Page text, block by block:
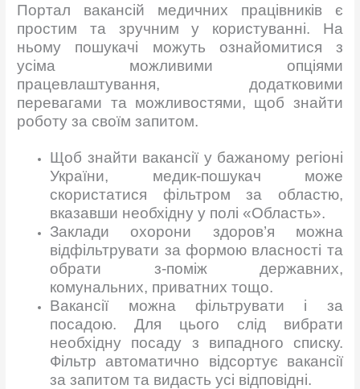
Портал вакансій медичних працівників є
простим та зручним у користуванні. На
ньому пошукачі можуть ознайомитися з
усіма можливими опціями
працевлаштування, додатковими
перевагами та можливостями, щоб знайти
роботу за своїм запитом.
Щоб знайти вакансії у бажаному регіоні
України, медик-пошукач може
скористатися фільтром за областю,
вказавши необхідну у полі «Область».
Заклади охорони здоров’я можна
відфільтрувати за формою власності та
обрати з-поміж державних,
комунальних, приватних тощо.
Вакансії можна фільтрувати і за
посадою. Для цього слід вибрати
необхідну посаду з випадного списку.
Фільтр автоматично відсортує вакансії
за запитом та видасть усі відповідні.